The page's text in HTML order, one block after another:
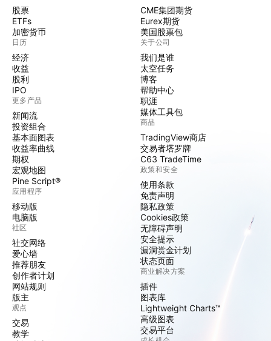
股票
ETFs
加密货币
日历
经济
收益
股利
IPO
更多产品
新闻流
投资组合
基本面图表
收益率曲线
期权
宏观地图
Pine Script®
应用程序
移动版
电脑版
社区
社交网络
爱心墙
推荐朋友
创作者计划
网站规则
版主
观点
交易
教学
CME集团期货
Eurex期货
美国股票包
关于公司
我们是谁
太空任务
博客
帮助中心
职涯
媒体工具包
商品
TradingView商店
交易者塔罗牌
C63 TradeTime
政策和安全
使用条款
免责声明
隐私政策
Cookies政策
无障碍声明
安全提示
漏洞赏金计划
状态页面
商业解决方案
插件
图表库
Lightweight Charts™
高级图表
交易平台